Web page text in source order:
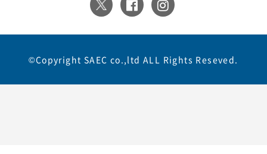
©Copyright SAEC co.,ltd ALL Rights Reseved.